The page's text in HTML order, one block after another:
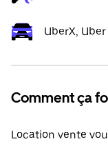
UberX,
Comment ça
Location vente